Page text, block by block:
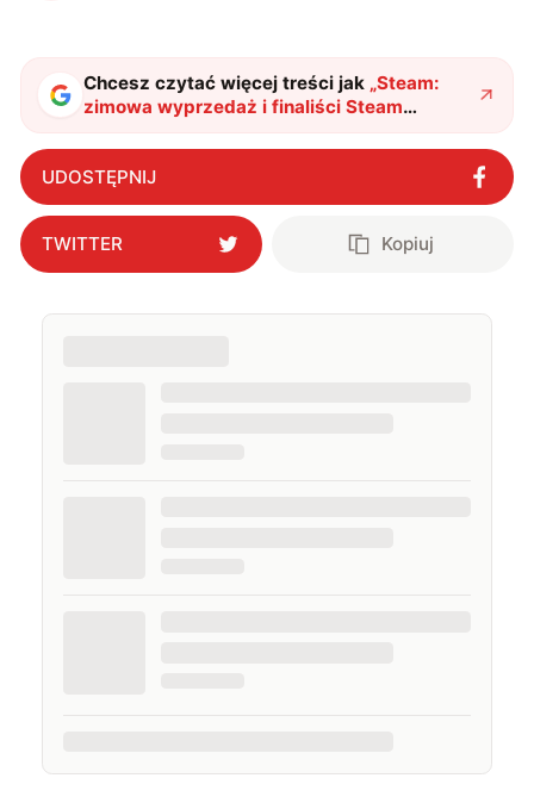
Chcesz czytać więcej treści jak „Steam:
zimowa wyprzedaż i finaliści Steam
Awards"?
UDOSTĘPNIJ
TWITTER Kopiuj